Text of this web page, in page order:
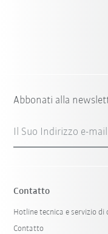
Abbonati alla
Il Suo Indirizzo e-mail
Contatto
Hotline tecnica e servizio di
Contatto